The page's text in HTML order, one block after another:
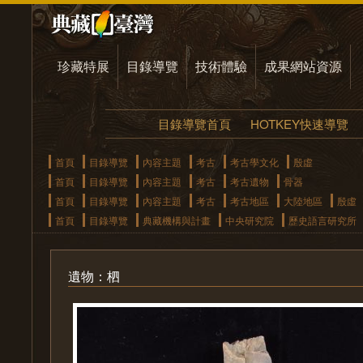
珍藏特展 目錄導覽 技術體驗 成果網站資源
目錄導覽首頁 HOTKEY快速導覽
首頁 目錄導覽 內容主題 考古 考古學文化
殷虛
首頁
目錄導覽 內容主題 考古 考古遺物
骨器
首頁
目錄導覽 內容主題 考古 考古地區 大陸地區
殷虛
首頁
目錄導覽 典藏機構與計畫 中央研究院 歷史語言研究所
遺物：柶